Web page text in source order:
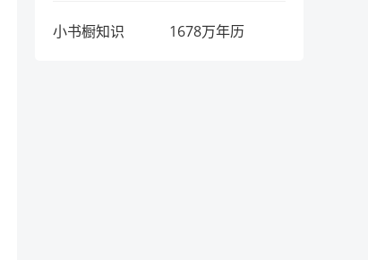
小书橱知识 1678万年历